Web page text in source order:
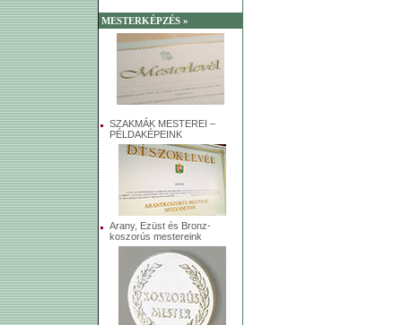
MESTERKÉPZÉS »
SZAKMÁK MESTEREI –
PÉLDAKÉPEINK
Arany, Ezüst és Bronz-
koszorús mestereink